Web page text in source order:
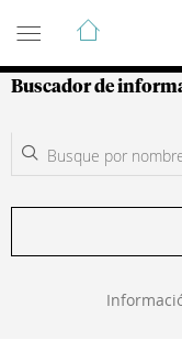
Guía de
Buscador de